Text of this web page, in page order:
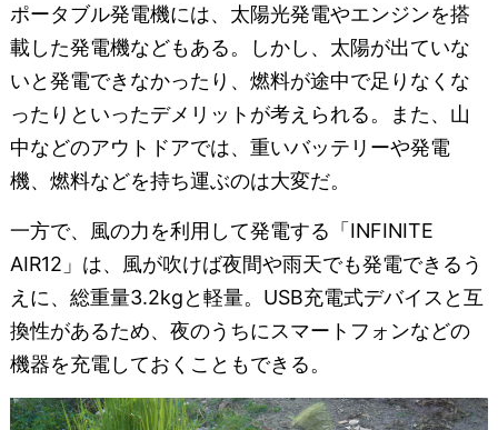
ポータブル発電機には、太陽光発電やエンジンを搭
載した発電機などもある。しかし、太陽が出ていな
いと発電できなかったり、燃料が途中で足りなくな
ったりといったデメリットが考えられる。また、山
中などのアウトドアでは、重いバッテリーや発電
機、燃料などを持ち運ぶのは大変だ。
一方で、風の力を利用して発電する「INFINITE
AIR12」は、風が吹けば夜間や雨天でも発電できるう
えに、総重量3.2kgと軽量。USB充電式デバイスと互
換性があるため、夜のうちにスマートフォンなどの
機器を充電しておくこともできる。